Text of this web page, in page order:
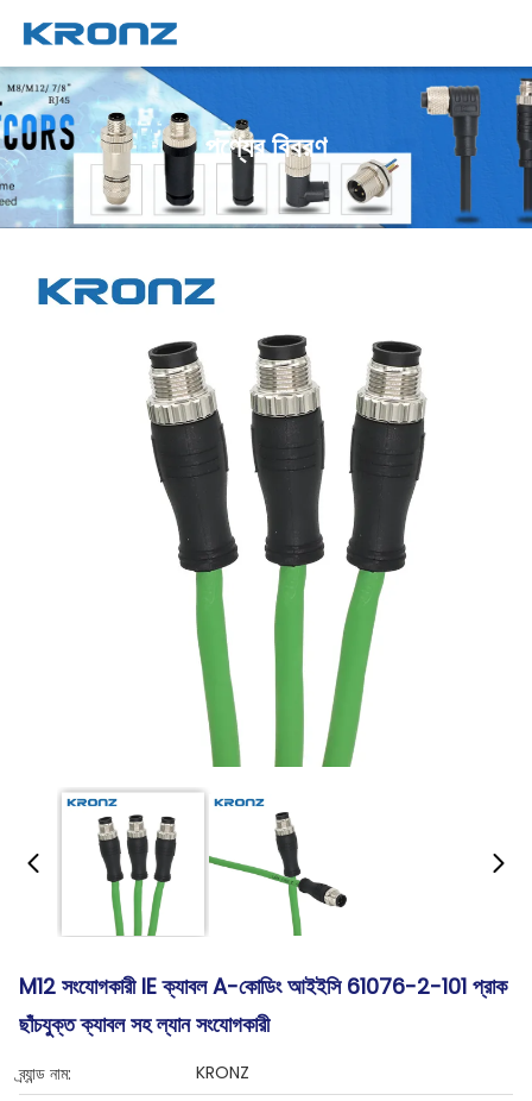
পণ্যের বিবরণ
M12 সংযোগকারী IE ক্যাবল A-কোডিং আইইসি 61076-2-101 প্রাক
ছাঁচযুক্ত ক্যাবল সহ ল্যান সংযোগকারী
ব্র্যান্ড নাম:
KRONZ